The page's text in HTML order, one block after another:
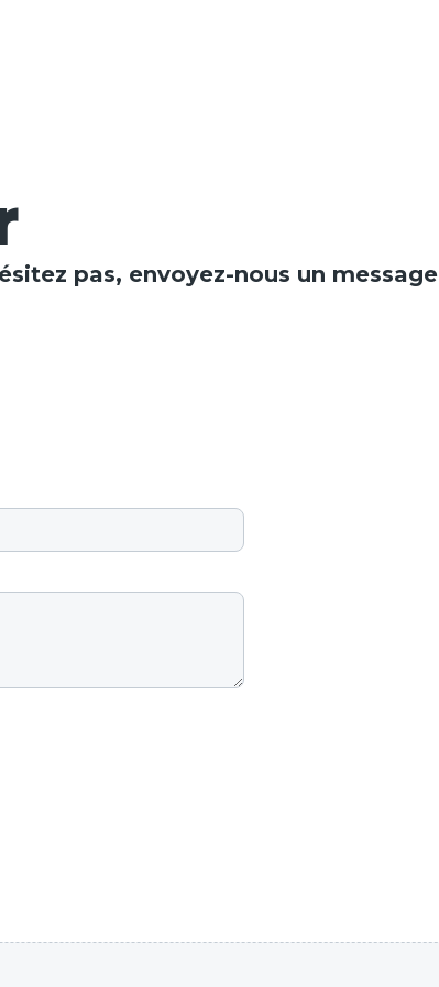
pas, envoyez-nous un message